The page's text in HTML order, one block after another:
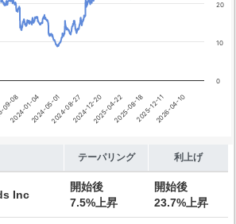
08
2024-01-042024-05-012024-08-272024-12-202025-04-222025-08-182025-12-112026-04-10
0
10
20
テーパリング 利上げ
Inc
開始後
7.5%上昇
開始後
23.7%上昇